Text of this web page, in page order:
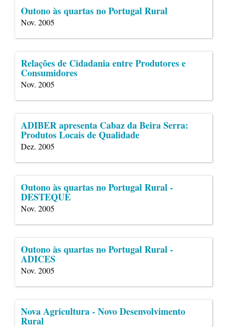
Outono às quartas no Portugal Rural
Nov. 2005
Relações de Cidadania entre Produtores e
Consumidores
Nov. 2005
ADIBER apresenta Cabaz da Beira Serra:
Produtos Locais de Qualidade
Dez. 2005
Outono às quartas no Portugal Rural -
DESTEQUE
Nov. 2005
Outono às quartas no Portugal Rural -
ADICES
Nov. 2005
Nova Agricultura - Novo Desenvolvimento
Rural